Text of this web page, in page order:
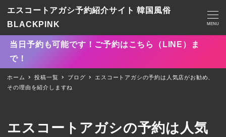
エスコートアガシ予約紹介サイト 韓国風俗
BLACKPINK
MENU
当日予約も可能です！ご予約はこちら（LINE）ま
で！
ホーム 投稿一覧 ブログ
エスコートアガシの予約は人気店がお勧め、
その理由を紹介しますね
エスコートアガシの予約は人気